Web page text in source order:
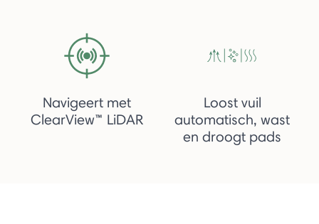
Navigeert met
ClearView™ LiDAR
Loost vuil
automatisch, wast
en droogt pads